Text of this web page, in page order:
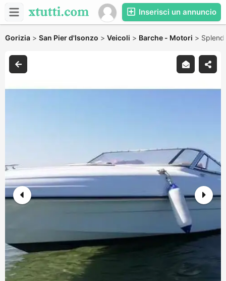
Inserisci un annuncio
Gorizia > San Pier d'Isonzo > Veicoli > Barche - Motori >